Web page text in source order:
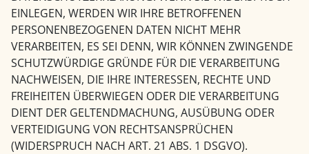
EINLEGEN, WERDEN WIR IHRE BETROFFENEN
PERSONENBEZOGENEN DATEN NICHT MEHR
VERARBEITEN, ES SEI DENN, WIR KÖNNEN ZWINGENDE
SCHUTZWÜRDIGE GRÜNDE FÜR DIE VERARBEITUNG
NACHWEISEN, DIE IHRE INTERESSEN, RECHTE UND
FREIHEITEN ÜBERWIEGEN ODER DIE VERARBEITUNG
DIENT DER GELTENDMACHUNG, AUSÜBUNG ODER
VERTEIDIGUNG VON RECHTSANSPRÜCHEN
(WIDERSPRUCH NACH ART. 21 ABS. 1 DSGVO).